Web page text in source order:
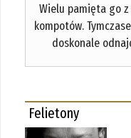
Wielu pamięta go
kompotów.
doskonale
Felietony